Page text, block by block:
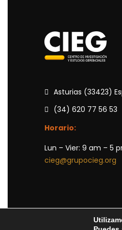
Asturias (33423)
(34) 620 77 56 53
Horario:
Lun – Vier: 9 am – 5
cieg@grupocieg.org